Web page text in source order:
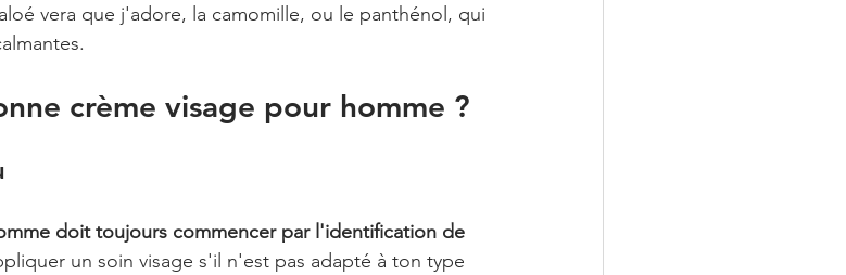
vera que j'adore, la camomille, ou le panthénol, qui
crème visage pour homme ?
doit toujours commencer par l'identification de
un soin visage s'il n'est pas adapté à ton type